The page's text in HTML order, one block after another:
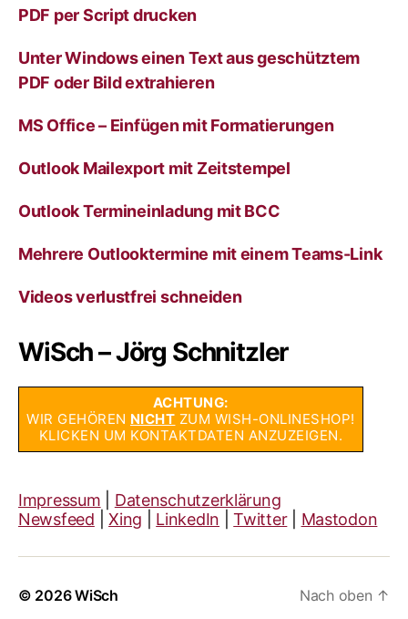
v
PDF per Script drucken
Unter Windows einen Text aus geschütztem
PDF oder Bild extrahieren
MS Office – Einfügen mit Formatierungen
Outlook Mailexport mit Zeitstempel
Outlook Termineinladung mit BCC
Mehrere Outlooktermine mit einem Teams-Link
Videos verlustfrei schneiden
WiSch – Jörg Schnitzler
ACHTUNG:
WIR GEHÖREN NICHT ZUM WISH-ONLINESHOP!
KLICKEN UM KONTAKTDATEN ANZUZEIGEN.
Impressum
Datenschutzerklärung
Newsfeed |Xing LinkedIn |Twitter Mastodon
© 2026WiSch Nach oben ↑